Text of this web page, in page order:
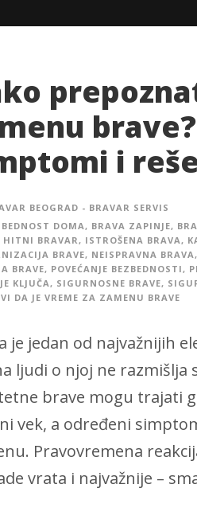
i
BEOGRAD - BRAVAR SERVIS
DOMA, BRAVA ZAPINJE,
HITNI BRAVAR, ISTROŠENA BRAVA,
BRAVE, NEISPRAVNA BRAVA,
BRAVE, POVEĆANJE BEZBEDNOSTI,
KLJUČA, SIGURNOSNE BRAVE,
DA JE VREME ZA ZAMENU BRAVE
je jedan od najvažnijih
ljudi o njoj ne razmišlja
brave mogu trajati
vek, a određeni
Pravovremena
vrata i najvažnije –